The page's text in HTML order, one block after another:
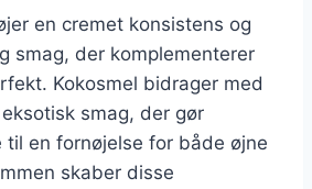
en cremet konsistens og
smag, der komplementerer
Kokosmel bidrager med
smag, der gør
til en fornøjelse for både øjne
skaber disse